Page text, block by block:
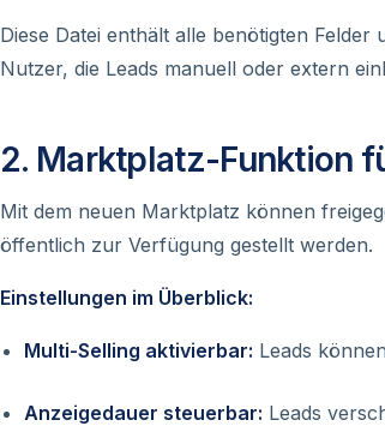
Diese Datei enthält alle benötigten
Nutzer, die Leads manuell oder extern
2. Marktplatz-Funktion
Mit dem neuen Marktplatz können
öffentlich zur Verfügung gestellt werden.
Einstellungen im Überblick:
Multi-Selling aktivierbar: Leads
Anzeigedauer steuerbar: Leads